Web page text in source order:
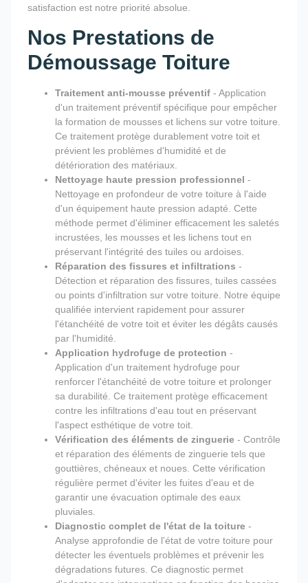
satisfaction est notre priorité absolue.
Nos Prestations de
Démoussage Toiture
Traitement anti-mousse préventif - Application
d'un traitement préventif spécifique pour empêcher
la formation de mousses et lichens sur votre toiture.
Ce traitement protège durablement votre toit et
prévient les problèmes d'humidité et de
détérioration des matériaux.
Nettoyage haute pression professionnel -
Nettoyage en profondeur de votre toiture à l'aide
d'un équipement haute pression adapté. Cette
méthode permet d'éliminer efficacement les saletés
incrustées, les mousses et les lichens tout en
préservant l'intégrité des tuiles ou ardoises.
Réparation des fissures et infiltrations -
Détection et réparation des fissures, tuiles cassées
ou points d'infiltration sur votre toiture. Notre équipe
qualifiée intervient rapidement pour assurer
l'étanchéité de votre toit et éviter les dégâts causés
par l'humidité.
Application hydrofuge de protection -
Application d'un traitement hydrofuge pour
renforcer l'étanchéité de votre toiture et prolonger
sa durabilité. Ce traitement protège efficacement
contre les infiltrations d'eau tout en préservant
l'aspect esthétique de votre toit.
Vérification des éléments de zinguerie - Contrôle
et réparation des éléments de zinguerie tels que
gouttières, chéneaux et noues. Cette vérification
régulière permet d'éviter les fuites d'eau et de
garantir une évacuation optimale des eaux
pluviales.
Diagnostic complet de l'état de la toiture -
Analyse approfondie de l'état de votre toiture pour
détecter les éventuels problèmes et prévenir les
dégradations futures. Ce diagnostic permet